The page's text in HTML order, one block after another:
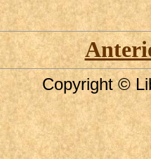
Copyright ©